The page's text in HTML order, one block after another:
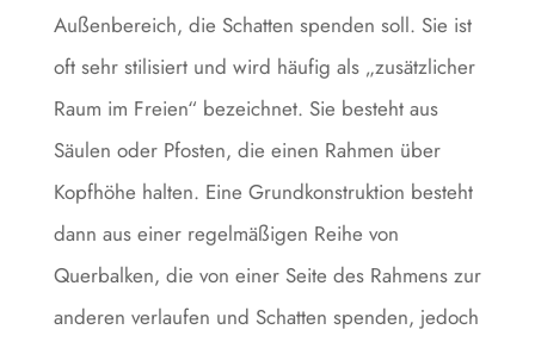
Außenbereich, die Schatten spenden soll. Sie ist
oft sehr stilisiert und wird häufig als „zusätzlicher
Raum im Freien“ bezeichnet. Sie besteht aus
Säulen oder Pfosten, die einen Rahmen über
Kopfhöhe halten. Eine Grundkonstruktion besteht
dann aus einer regelmäßigen Reihe von
Querbalken, die von einer Seite des Rahmens zur
anderen verlaufen und Schatten spenden, jedoch